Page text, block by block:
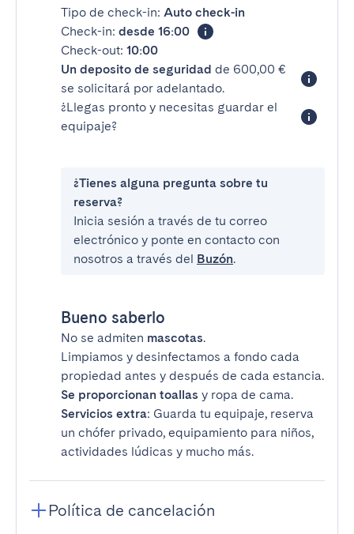
Tipo de check-in: Auto check-in
Check-in: desde 16:00
Check-out: 10:00
Un deposito de seguridad de 600,00 €
se solicitará por adelantado.
¿Llegas pronto y necesitas guardar el
equipaje?
¿Tienes alguna pregunta sobre tu
reserva?
Inicia sesión a través de tu correo
electrónico y ponte en contacto con
nosotros a través del Buzón.
Bueno saberlo
No se admiten mascotas.
Limpiamos y desinfectamos a fondo cada
propiedad antes y después de cada estancia.
Se proporcionan toallas y ropa de cama.
Servicios extra: Guarda tu equipaje, reserva
un chófer privado, equipamiento para niños,
actividades lúdicas y mucho más.
Política de cancelación